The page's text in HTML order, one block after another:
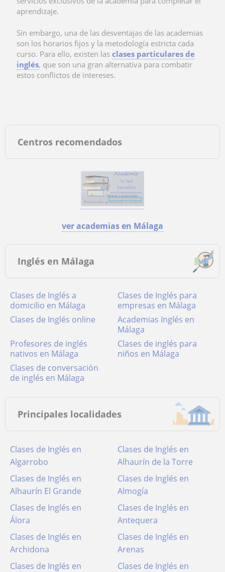
aprendizaje.
Sin embargo, una de las desventajas de las academias
son los horarios fijos y la metodología estricta cada
curso. Para ello, existen las clases particulares de
inglés, que son una gran alternativa para combatir
estos conflictos de intereses.
Centros recomendados
ver academias en Málaga
Inglés en Málaga
Clases de Inglés a
domicilio en Málaga
Clases de Inglés para
empresas en Málaga
Clases de Inglés online
academias Inglés en
Málaga
Profesores de inglés
nativos en Málaga
Clases de inglés para
niños en Málaga
Clases de conversación
de inglés en Málaga
Principales localidades
Clases de Inglés en
Algarrobo
Clases de Inglés en
Alhaurín de la Torre
Clases de Inglés en
Alhaurín El Grande
Clases de Inglés en
Almogía
Clases de Inglés en
Álora
Clases de Inglés en
Antequera
Clases de Inglés en
Archidona
Clases de Inglés en
Arenas
Clases de Inglés en
Clases de Inglés en